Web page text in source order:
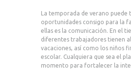
La temporada de verano puede
oportunidades consigo para la
ellas es la comunicación. En el
diferentes trabajadores tienen
vacaciones, así como los niños
escolar. Cualquiera que sea el
momento para fortalecer la